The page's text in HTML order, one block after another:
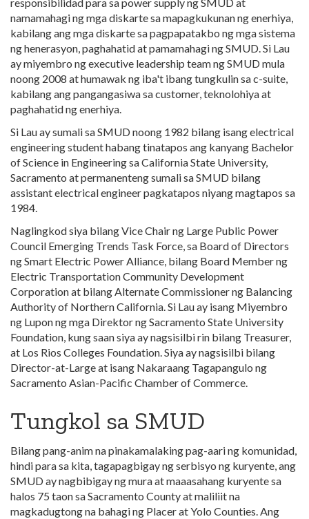
namamahagi ng mga diskarte sa mapagkukunan ng enerhiya,
kabilang ang mga diskarte sa pagpapatakbo ng mga sistema
ng henerasyon, paghahatid at pamamahagi ng SMUD. Si Lau
ay miyembro ng executive leadership team ng SMUD mula
noong 2008 at humawak ng iba't ibang tungkulin sa c-suite,
kabilang ang pangangasiwa sa customer, teknolohiya at
paghahatid ng enerhiya.
Si Lau ay sumali sa SMUD noong 1982 bilang isang electrical
engineering student habang tinatapos ang kanyang Bachelor
of Science in Engineering sa California State University,
Sacramento at permanenteng sumali sa SMUD bilang
assistant electrical engineer pagkatapos niyang magtapos sa
1984.
Naglingkod siya bilang Vice Chair ng Large Public Power
Council Emerging Trends Task Force, sa Board of Directors
ng Smart Electric Power Alliance, bilang Board Member ng
Electric Transportation Community Development
Corporation at bilang Alternate Commissioner ng Balancing
Authority of Northern California. Si Lau ay isang Miyembro
ng Lupon ng mga Direktor ng Sacramento State University
Foundation, kung saan siya ay nagsisilbi rin bilang Treasurer,
at Los Rios Colleges Foundation. Siya ay nagsisilbi bilang
Director-at-Large at isang Nakaraang Tagapangulo ng
Sacramento Asian-Pacific Chamber of Commerce.
Tungkol sa SMUD
Bilang pang-anim na pinakamalaking pag-aari ng komunidad,
hindi para sa kita, tagapagbigay ng serbisyo ng kuryente, ang
SMUD ay nagbibigay ng mura at maaasahang kuryente sa
halos 75 taon sa Sacramento County at maliliit na
magkadugtong na bahagi ng Placer at Yolo Counties. Ang